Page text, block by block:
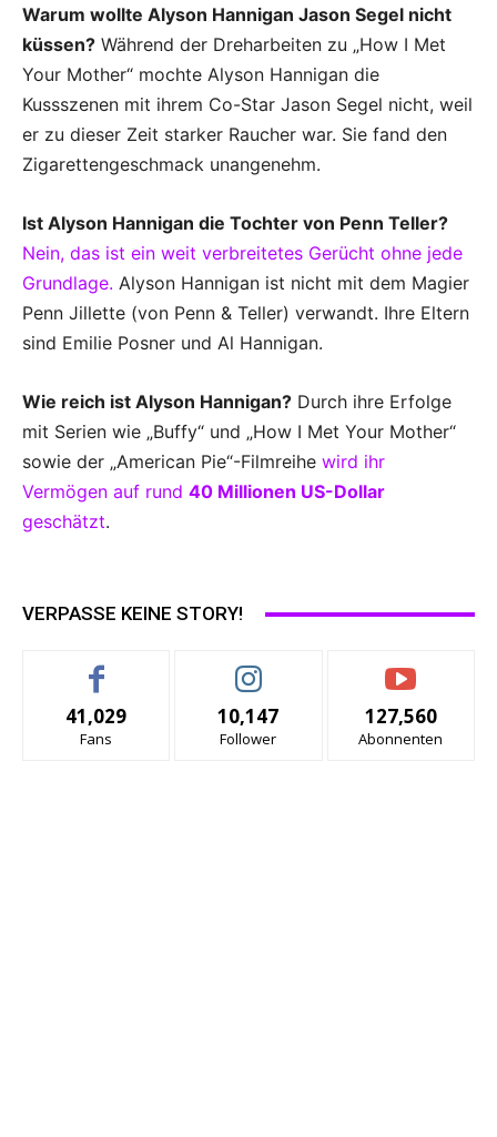
Warum wollte Alyson Hannigan Jason Segel nicht
küssen? Während der Dreharbeiten zu „How I Met
Your Mother“ mochte Alyson Hannigan die
Kussszenen mit ihrem Co-Star Jason Segel nicht, weil
er zu dieser Zeit starker Raucher war. Sie fand den
Zigarettengeschmack unangenehm.
Ist Alyson Hannigan die Tochter von Penn Teller?
Nein, das ist ein weit verbreitetes Gerücht ohne jede
Grundlage. Alyson Hannigan ist nicht mit dem Magier
Penn Jillette (von Penn & Teller) verwandt. Ihre Eltern
sind Emilie Posner und Al Hannigan.
Wie reich ist Alyson Hannigan? Durch ihre Erfolge
mit Serien wie „Buffy“ und „How I Met Your Mother“
sowie der „American Pie“-Filmreihe wird ihr
Vermögen auf rund 40 Millionen US-Dollar
geschätzt.
VERPASSE KEINE STORY!
41,029
Fans
10,147
Follower
127,560
Abonnenten